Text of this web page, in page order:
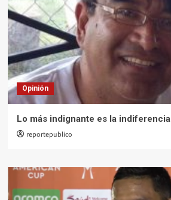
Opinión
Lo más indignante es la indiferencia
reportepublico